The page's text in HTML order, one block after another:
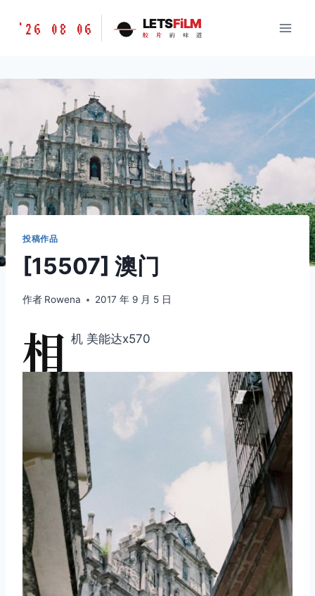
胶
味
LETSFILM
'26 08 06 LETSFiLM
胶 片 的 味 道
投稿作品
[15507] 澳门
作者 Rowena 2017 年 9 月 5 日
相 机 美能达x570